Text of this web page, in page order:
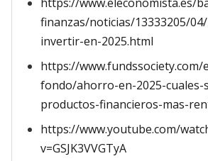
finanzas/noticias/13333205/
invertir-en-2025.html
https://
fondo/ahorro-en-2025-cuales-
productos-financieros-mas-
https://www.youtube.com/
v=GSJK3VVGTyA